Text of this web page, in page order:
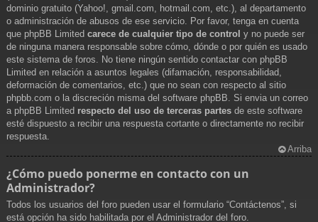
dominio gratuito (Yahoo!, gmail.com, hotmail.com, etc.), al departamento
o administración de abusos de ese servicio. Por favor, tenga en cuenta
que phpBB Limited carece de cualquier tipo de control y no puede ser
de ninguna manera responsable sobre cómo, dónde o por quién es usado
este sistema de foros. No tiene ningún sentido contactar con phpBB
Limited en relación a asuntos legales (difamación, responsabilidad,
deformación de comentarios, etc.) que no sean con respecto al sitio
phpbb.com o la discreción misma del software phpBB. Si envia un correo
a phpBB Limited respecto del uso de terceras partes de este software
esté dispuesto a recibir una respuesta cortante o directamente no recibir
respuesta.
Arriba
¿Cómo puedo ponerme en contacto con un
Administrador?
Todos los usuarios del foro pueden usar el formulario “Contáctenos”, si
está opción ha sido habilitada por el Administrador del foro.